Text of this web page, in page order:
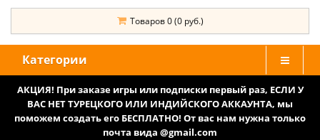
Товаров 0 (0 руб.)
Категории
АКЦИЯ! При заказе игры или подписки первый раз, ЕСЛИ У
ВАС НЕТ ТУРЕЦКОГО ИЛИ ИНДИЙСКОГО АККАУНТА, мы
поможем создать его БЕСПЛАТНО! От вас нам нужна только
почта вида @gmail.com